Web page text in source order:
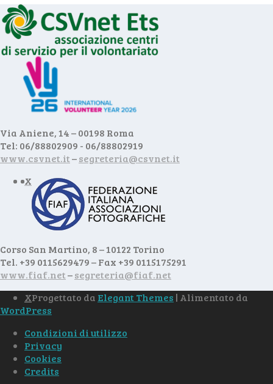
Via Aniene, 14 – 00198 Roma
Tel: 06/88802909 - 06/88802919
www.csvnet.it–segreteria@csvnet.it
Corso San Martino, 8 – 10122 Torino
Tel. +39 0115629479 – Fax +39 0115175291
www.fiaf.net–segreteria@fiaf.net
Progettato da Elegant Themes | Alimentato da
WordPress
Condizioni di utilizzo
Privacy
Cookies
Credits